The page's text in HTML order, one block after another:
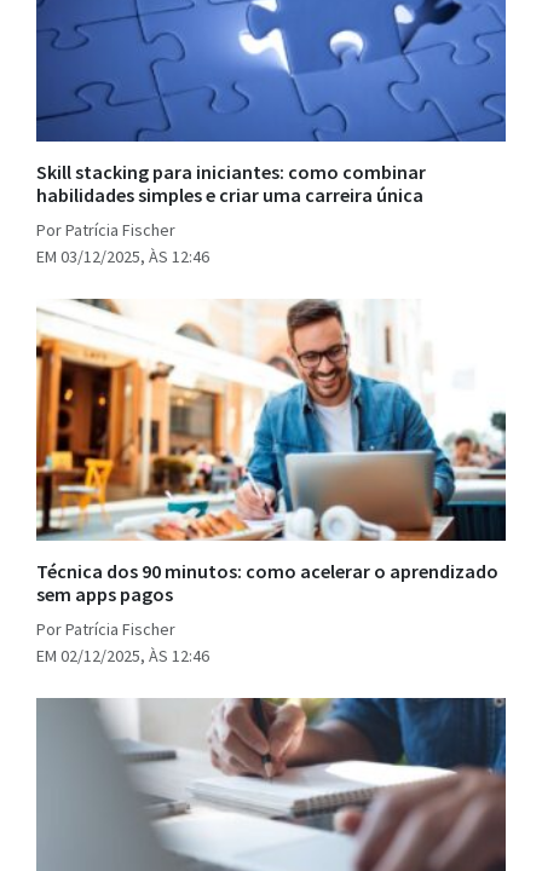
Skill stacking para iniciantes: como combinar
habilidades simples e criar uma carreira única
Por Patrícia Fischer
EM 03/12/2025, ÀS 12:46
Técnica dos 90 minutos: como acelerar o aprendizado
sem apps pagos
Por Patrícia Fischer
EM 02/12/2025, ÀS 12:46